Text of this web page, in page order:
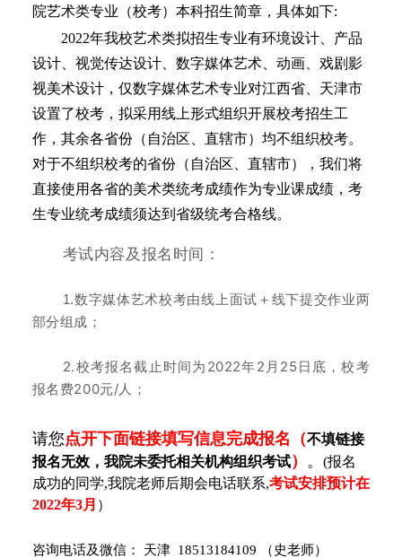
院艺术类专业（校考）本科招生简章，具体如下:
2022年我校艺术类拟招生专业有环境设计、产品
设计、视觉传达设计、数字媒体艺术、动画、戏剧影
视美术设计，仅数字媒体艺术专业对江西省、天津市
设置了校考，拟采用线上形式组织开展校考招生工
作，其余各省份（自治区、直辖市）均不组织校考。
对于不组织校考的省份（自治区、直辖市），我们将
直接使用各省的美术类统考成绩作为专业课成绩，考
生专业统考成绩须达到省级统考合格线。
考试内容及报名时间：
1.数字媒体艺术校考由线上面试＋线下提交作业两
部分组成；
2.校考报名截止时间为2022年2月25日底，校考
报名费200元/人；
请您点开下面链接填写信息完成报名（不填链接
报名无效，我院未委托相关机构组织考试） 。 (报名
成功的同学,我院老师后期会电话联系,考试安排预计在
2022年3月 ）
咨询电话及微信： 天津 18513184109 （史老师）